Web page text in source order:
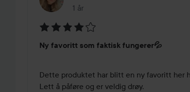
1 år
Innlegget ble opprettet 1 år
4
5
Ny favoritt som faktisk fungerer💦
Dette produktet har blitt en ny favoritt her
Lett å påføre og er veldig drøy.